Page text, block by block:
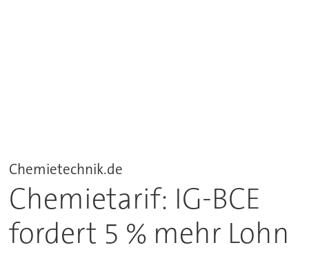
Chemietechnik.de
Chemietarif: IG-BCE
fordert 5 % mehr Lohn